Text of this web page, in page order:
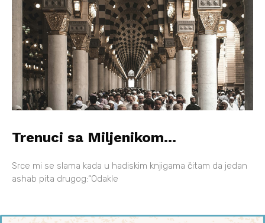
Trenuci sa Miljenikom…
Srce mi se slama kada u hadiskim knjigama čitam da jedan
ashab pita drugog:“Odakle